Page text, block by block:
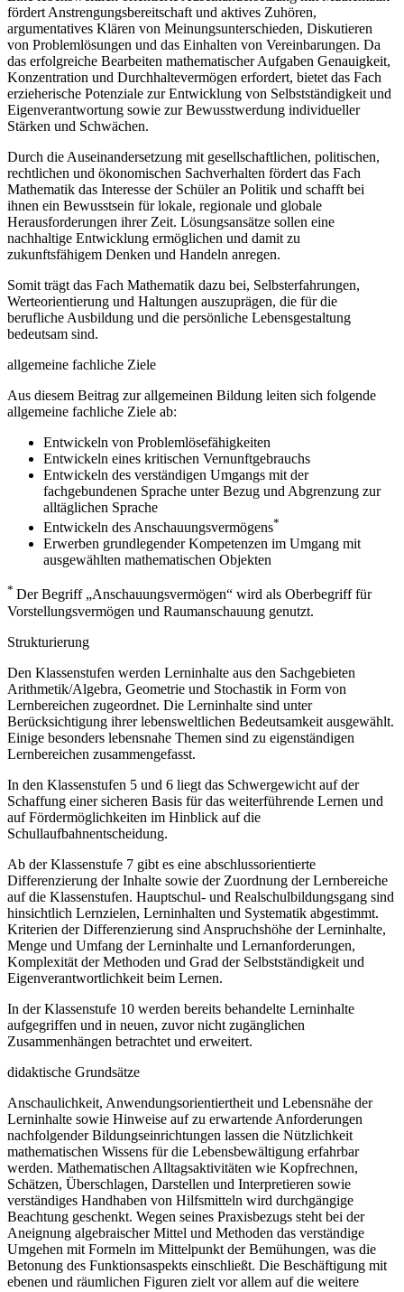
fördert Anstrengungsbereitschaft und aktives Zuhören,
argumentatives Klären von Meinungsunterschieden, Diskutieren
von Problemlösungen und das Einhalten von Vereinbarungen. Da
das erfolgreiche Bearbeiten mathematischer Aufgaben Genauigkeit,
Konzentration und Durchhaltevermögen erfordert, bietet das Fach
erzieherische Potenziale zur Entwicklung von Selbstständigkeit und
Eigenverantwortung sowie zur Bewusstwerdung individueller
Stärken und Schwächen.
Durch die Auseinandersetzung mit gesellschaftlichen, politischen,
rechtlichen und ökonomischen Sachverhalten fördert das Fach
Mathematik das Interesse der Schüler an Politik und schafft bei
ihnen ein Bewusstsein für lokale, regionale und globale
Herausforderungen ihrer Zeit. Lösungsansätze sollen eine
nachhaltige Entwicklung ermöglichen und damit zu
zukunftsfähigem Denken und Handeln anregen.
Somit trägt das Fach Mathematik dazu bei, Selbsterfahrungen,
Werteorientierung und Haltungen auszuprägen, die für die
berufliche Ausbildung und die persönliche Lebensgestaltung
bedeutsam sind.
allgemeine fachliche Ziele
Aus diesem Beitrag zur allgemeinen Bildung leiten sich folgende
allgemeine fachliche Ziele ab:
Entwickeln von Problemlösefähigkeiten
Entwickeln eines kritischen Vernunftgebrauchs
Entwickeln des verständigen Umgangs mit der
fachgebundenen Sprache unter Bezug und Abgrenzung zur
alltäglichen Sprache
Entwickeln des Anschauungsvermögens*
Erwerben grundlegender Kompetenzen im Umgang mit
ausgewählten mathematischen Objekten
* Der Begriff „Anschauungsvermögen“ wird als Oberbegriff für
Vorstellungsvermögen und Raumanschauung genutzt.
Strukturierung
Den Klassenstufen werden Lerninhalte aus den Sachgebieten
Arithmetik/Algebra, Geometrie und Stochastik in Form von
Lernbereichen zugeordnet. Die Lerninhalte sind unter
Berücksichtigung ihrer lebensweltlichen Bedeutsamkeit ausgewählt.
Einige besonders lebensnahe Themen sind zu eigenständigen
Lernbereichen zusammengefasst.
In den Klassenstufen 5 und 6 liegt das Schwergewicht auf der
Schaffung einer sicheren Basis für das weiterführende Lernen und
auf Fördermöglichkeiten im Hinblick auf die
Schullaufbahnentscheidung.
Ab der Klassenstufe 7 gibt es eine abschlussorientierte
Differenzierung der Inhalte sowie der Zuordnung der Lernbereiche
auf die Klassenstufen. Hauptschul- und Realschulbildungsgang sind
hinsichtlich Lernzielen, Lerninhalten und Systematik abgestimmt.
Kriterien der Differenzierung sind Anspruchshöhe der Lerninhalte,
Menge und Umfang der Lerninhalte und Lernanforderungen,
Komplexität der Methoden und Grad der Selbstständigkeit und
Eigenverantwortlichkeit beim Lernen.
In der Klassenstufe 10 werden bereits behandelte Lerninhalte
aufgegriffen und in neuen, zuvor nicht zugänglichen
Zusammenhängen betrachtet und erweitert.
didaktische Grundsätze
Anschaulichkeit, Anwendungsorientiertheit und Lebensnähe der
Lerninhalte sowie Hinweise auf zu erwartende Anforderungen
nachfolgender Bildungseinrichtungen lassen die Nützlichkeit
mathematischen Wissens für die Lebensbewältigung erfahrbar
werden. Mathematischen Alltagsaktivitäten wie Kopfrechnen,
Schätzen, Überschlagen, Darstellen und Interpretieren sowie
verständiges Handhaben von Hilfsmitteln wird durchgängige
Beachtung geschenkt. Wegen seines Praxisbezugs steht bei der
Aneignung algebraischer Mittel und Methoden das verständige
Umgehen mit Formeln im Mittelpunkt der Bemühungen, was die
Betonung des Funktionsaspekts einschließt. Die Beschäftigung mit
ebenen und räumlichen Figuren zielt vor allem auf die weitere